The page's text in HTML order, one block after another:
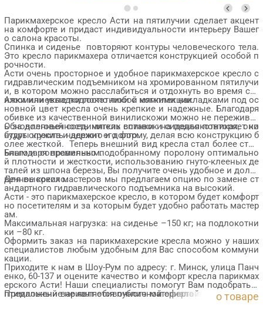
Парикмахерское кресло Асти на пятилучии сделает акцент
на комфорте и придаст индивидуальности интерьеру Вашег
о салона красоты.
Спинка и сиденье повторяют контуры человеческого тела.
Это кресло парикмахера отличается конструкцией особой п
рочности.
Асти очень просторное и удобное парикмахерское кресло с
гидравлическим подъемником на хромированном пятилучи
и, в котором можно расслабиться и отдохнуть во время стр
ижки или укладки гостю любой комплекции.
Алюминиевые подлокотники с мягкими накладками под ос
новной цвет кресла очень крепкие и надежные. Благодаря
обивке из качественной винилискожи можно не переживат
ь за долговечность мягких вставок на подлокотниках, они
будут служить надежно и долго.
Обновленный соединитель спинки и сиденья повторяет ко
нтуры кресла и держит его форму, делая всю конструкцию б
олее жесткой. Теперь внешний вид кресла стал более стил
ьным и современным.
Благодаря правильно подобранному поролону оптимально
й плотности и жесткости, использованию гнуто-клееных де
талей из шпона березы, Вы получите очень удобное и долго
вечное кресло.
Для высоких мастеров мы предлагаем опцию по замене ст
андартного гидравлического подъемника на высокий.
Асти - это парикмахерское кресло, в котором будет комфорт
но посетителям и за которым будет удобно работать мастер
ам.
Максимальная нагрузка: на сиденье –150 кг; на подлокотни
ки –80 кг.
Оформить заказ на парикмахерские кресла можно у наших
специалистов любым удобным для Вас способом коммуни
кации.
Приходите к нам в Шоу-Рум по адресу: г. Минск, улица Панч
енко, 60-137 и оцените качество и комфорт кресла парикмах
ерского Асти! Наши специалисты помогут Вам подобрать о
птимальный вариант обивочного материала по цвету и сво
йствам, у нас очень большой выбор материалов различных
Предложение не является публичной офертой. о товаре